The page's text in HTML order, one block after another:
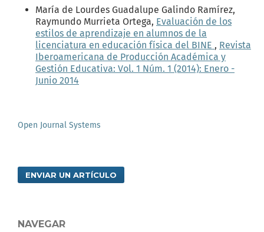
María de Lourdes Guadalupe Galindo Ramírez,
Raymundo Murrieta Ortega, Evaluación de los
estilos de aprendizaje en alumnos de la
licenciatura en educación física del BINE , Revista
Iberoamericana de Producción Académica y
Gestión Educativa: Vol. 1 Núm. 1 (2014): Enero -
Junio 2014
Open Journal Systems
ENVIAR UN ARTÍCULO
NAVEGAR